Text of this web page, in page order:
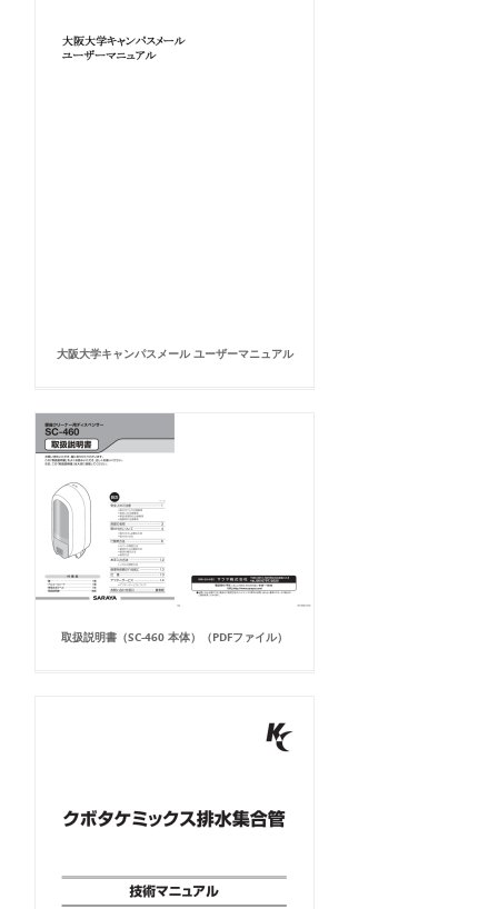
大阪大学キャンパスメール ユーザーマニュアル
取扱説明書（SC-460 本体）（PDFファイル）